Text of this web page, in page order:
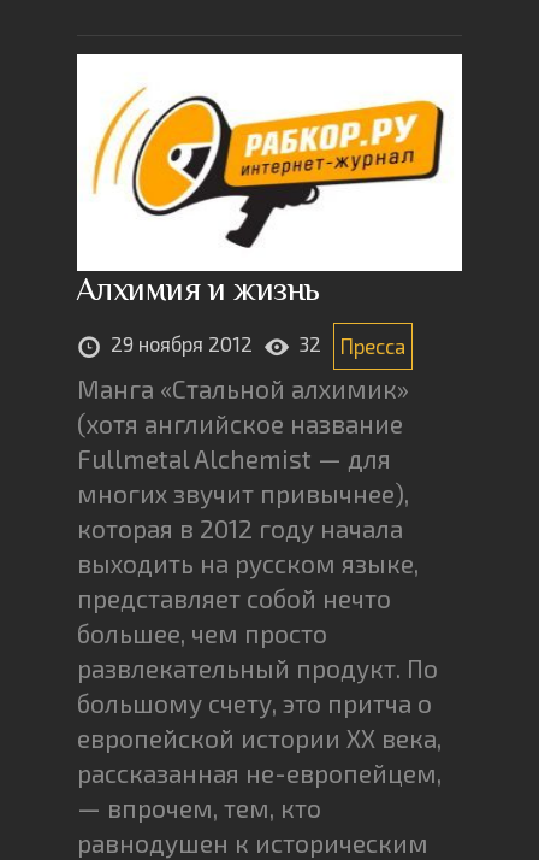
Алхимия и жизнь
29 ноября 2012 32 Пресса
Манга «Стальной алхимик»
(хотя английское название
Fullmetal Alchemist — для
многих звучит привычнее),
которая в 2012 году начала
выходить на русском языке,
представляет собой нечто
большее, чем просто
развлекательный продукт. По
большому счету, это притча о
европейской истории XX века,
рассказанная не-европейцем,
— впрочем, тем, кто
равнодушен к историческим